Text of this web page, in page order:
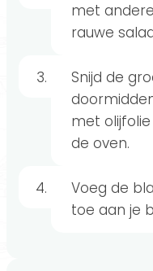
met
rauwe
Snijd de
met
de oven.
Voeg de
toe aan je